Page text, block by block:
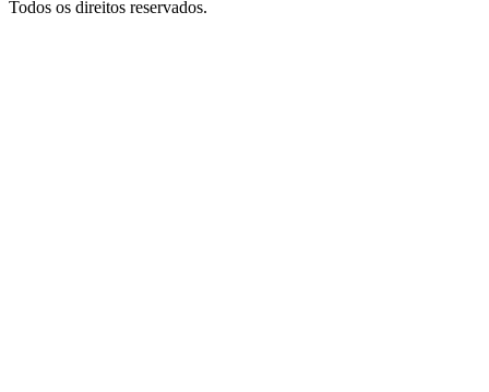
Todos os direitos reservados.